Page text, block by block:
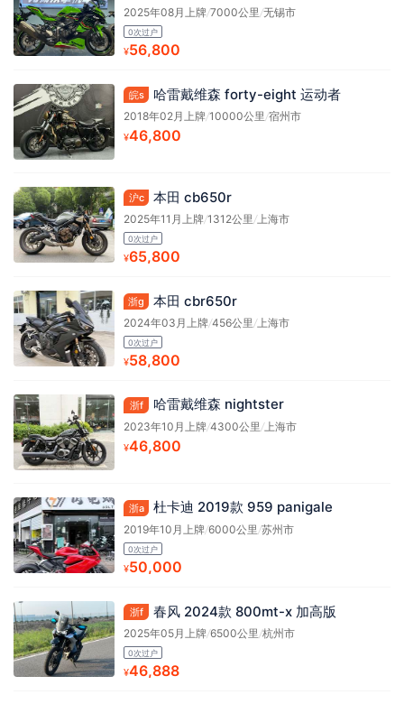
2025年08月上牌/7000公里 /无锡市
0次过户
¥56,800
皖s 哈雷戴维森 forty-eight 运动者
2018年02月上牌/10000公里 /宿州市
¥46,800
沪c 本田 cb650r
2025年11月上牌/1312公里 /上海市
0次过户
¥65,800
浙g 本田 cbr650r
2024年03月上牌/456公里 /上海市
0次过户
¥58,800
浙f 哈雷戴维森 nightster
2023年10月上牌/4300公里 /上海市
¥46,800
浙a 杜卡迪 2019款 959 panigale
2019年10月上牌/6000公里 /苏州市
0次过户
¥50,000
浙f 春风 2024款 800mt-x 加高版
2025年05月上牌/6500公里 /杭州市
0次过户
¥46,888